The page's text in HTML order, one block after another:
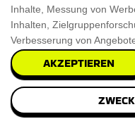
Inhalte, Messung von
Inhalten,
Verbesserung von
AKZEPTIEREN